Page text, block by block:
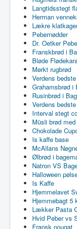
Langtidsstegt
Herman
Lækre
Pebernødder
Dr. Oetker
Franskbrød i
Bløde
Mørkt rugbrød
Verdens
Grahamsbrød i
Rusinbrød i
Verdens
Interval stegt
Müsli brød
Chokolade
Is kaffe base
McAllans
Ølbrød i
Natron VS
Halloween
Is Kaffe
Hjemmelavet
Hjemmebagt 5
Lækker Pasta
Hvid Peber vs
Fransk nougat